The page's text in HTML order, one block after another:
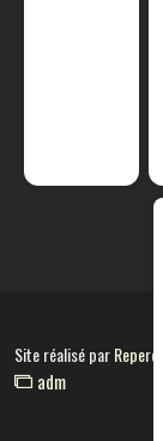
Site réalisé par
adm